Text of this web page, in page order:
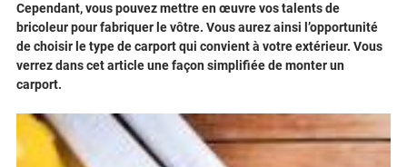
Cependant, vous pouvez mettre en œuvre vos talents de
bricoleur pour fabriquer le vôtre. Vous aurez ainsi l’opportunité
de choisir le type de carport qui convient à votre extérieur. Vous
verrez dans cet article une façon simplifiée de monter un
carport.